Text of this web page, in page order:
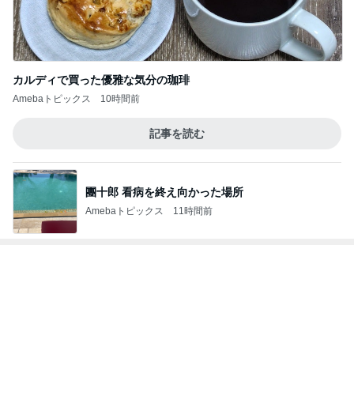
みんなのステージに感動し泣いたパパ
Amebaトピックス 1日前
Amebaトピックス 1日前